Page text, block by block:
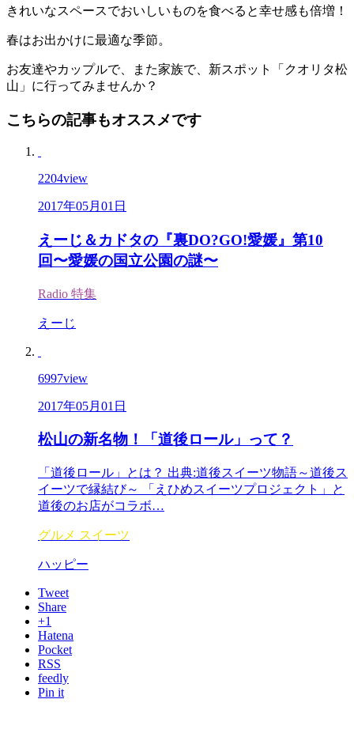
きれいなスペースでおいしいものを食べると幸せ感も倍増！
春はお出かけに最適な季節。
お友達やカップルで、また家族で、新スポット「クオリタ松
山」に行ってみませんか？
こちらの記事もオススメです
2204view
2017年05月01日
えーじ＆カドタの『裏DO?GO!愛媛』第10
回〜愛媛の国立公園の謎〜
Radio 特集
えーじ
6997view
2017年05月01日
松山の新名物！「道後ロール」って？
「道後ロール」とは？ 出典:道後スイーツ物語～道後ス
イーツで縁結び～ 「えひめスイーツプロジェクト」と
道後のお店がコラボ…
グルメ スイーツ
ハッピー
Tweet
Share
+1
Hatena
Pocket
RSS
feedly
Pin it